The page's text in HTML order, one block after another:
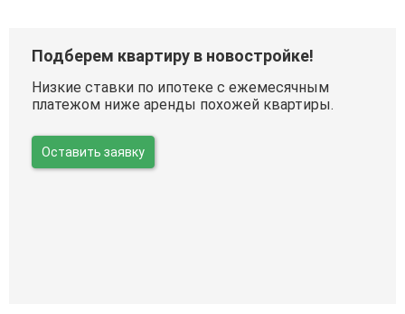
Подберем квартиру в новостройке!
Низкие ставки по ипотеке с ежемесячным
платежом ниже аренды похожей квартиры.
Оставить заявку